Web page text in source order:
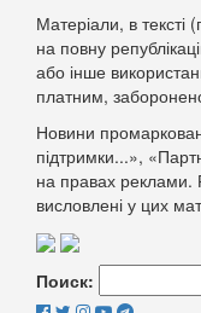
Матеріали, в тексті
на повну
або інше
платним,
Новини
підтримки...»,
на правах реклами.
висловлені у цих
Поиск: